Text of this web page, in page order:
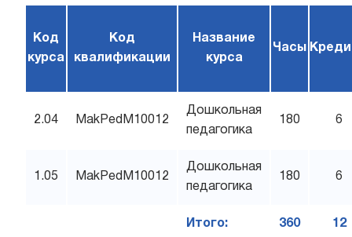
Код
курса
Код
квалификации
Название
курса
Часы
2.04 MakPedM10012
Дошкольная
педагогика
180 6
1.05 MakPedM10012
Дошкольная
педагогика
180 6
Итого: 360 12